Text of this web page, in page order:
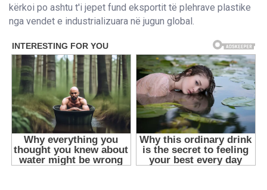
kërkoi po ashtu t'i jepet fund eksportit të plehrave plastike
nga vendet e industrializuara në jugun global.